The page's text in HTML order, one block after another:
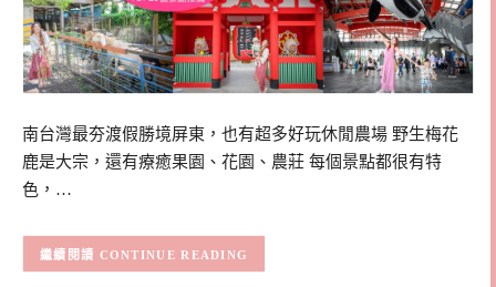
南台灣最夯渡假勝境屏東，也有超多好玩休閒農場 野生梅花
鹿是大宗，還有療癒果園、花園、農莊 每個景點都很有特
色，…
CONTINUE READING